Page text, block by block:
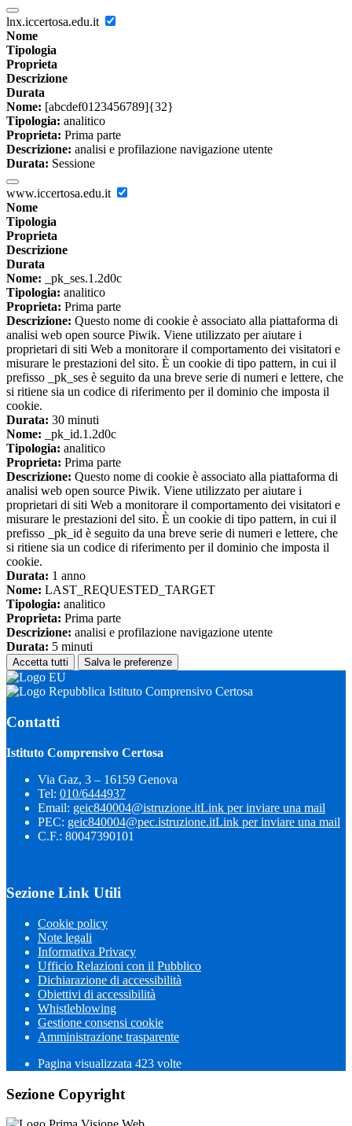
lnx.iccertosa.edu.it
Nome
Tipologia
Proprieta
Descrizione
Durata
Nome: [abcdef0123456789]{32}
Tipologia: analitico
Proprieta: Prima parte
Descrizione: analisi e profilazione navigazione utente
Durata: Sessione
www.iccertosa.edu.it
Nome
Tipologia
Proprieta
Descrizione
Durata
Nome: _pk_ses.1.2d0c
Tipologia: analitico
Proprieta: Prima parte
Descrizione: Questo nome di cookie è associato alla piattaforma di
analisi web open source Piwik. Viene utilizzato per aiutare i
proprietari di siti Web a monitorare il comportamento dei visitatori e
misurare le prestazioni del sito. È un cookie di tipo pattern, in cui il
prefisso _pk_ses è seguito da una breve serie di numeri e lettere, che
si ritiene sia un codice di riferimento per il dominio che imposta il
cookie.
Durata: 30 minuti
Nome: _pk_id.1.2d0c
Tipologia: analitico
Proprieta: Prima parte
Descrizione: Questo nome di cookie è associato alla piattaforma di
analisi web open source Piwik. Viene utilizzato per aiutare i
proprietari di siti Web a monitorare il comportamento dei visitatori e
misurare le prestazioni del sito. È un cookie di tipo pattern, in cui il
prefisso _pk_id è seguito da una breve serie di numeri e lettere, che
si ritiene sia un codice di riferimento per il dominio che imposta il
cookie.
Durata: 1 anno
Nome: LAST_REQUESTED_TARGET
Tipologia: analitico
Proprieta: Prima parte
Descrizione: analisi e profilazione navigazione utente
Durata: 5 minuti
Accetta tutti Salva le preferenze
Istituto Comprensivo Certosa
Contatti
Istituto Comprensivo Certosa
Via Gaz, 3 – 16159 Genova
Tel: 010/6444937
Email: geic840004@istruzione.itLink per inviare una mail
PEC: geic840004@pec.istruzione.itLink per inviare una mail
C.F.: 80047390101
Sezione Link Utili
Cookie policy
Note legali
Informativa Privacy
Ufficio Relazioni con il Pubblico
Dichiarazione di accessibilità
Obiettivi di accessibilità
Whistleblowing
Gestione consensi cookie
Amministrazione trasparente
Pagina visualizzata 423 volte
Sezione Copyright